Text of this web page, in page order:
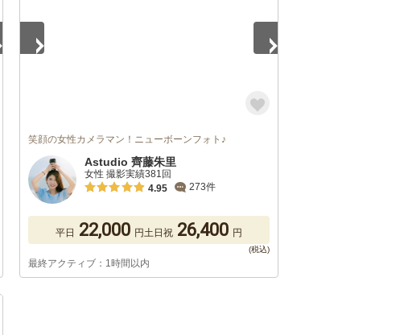
笑顔の女性カメラマン！ニューボーンフォト♪
Astudio 齊藤朱里
女性 撮影実績381回
4.95
273件
平日 22,000 円土日祝 26,400 円
最終アクティブ：1時間以内